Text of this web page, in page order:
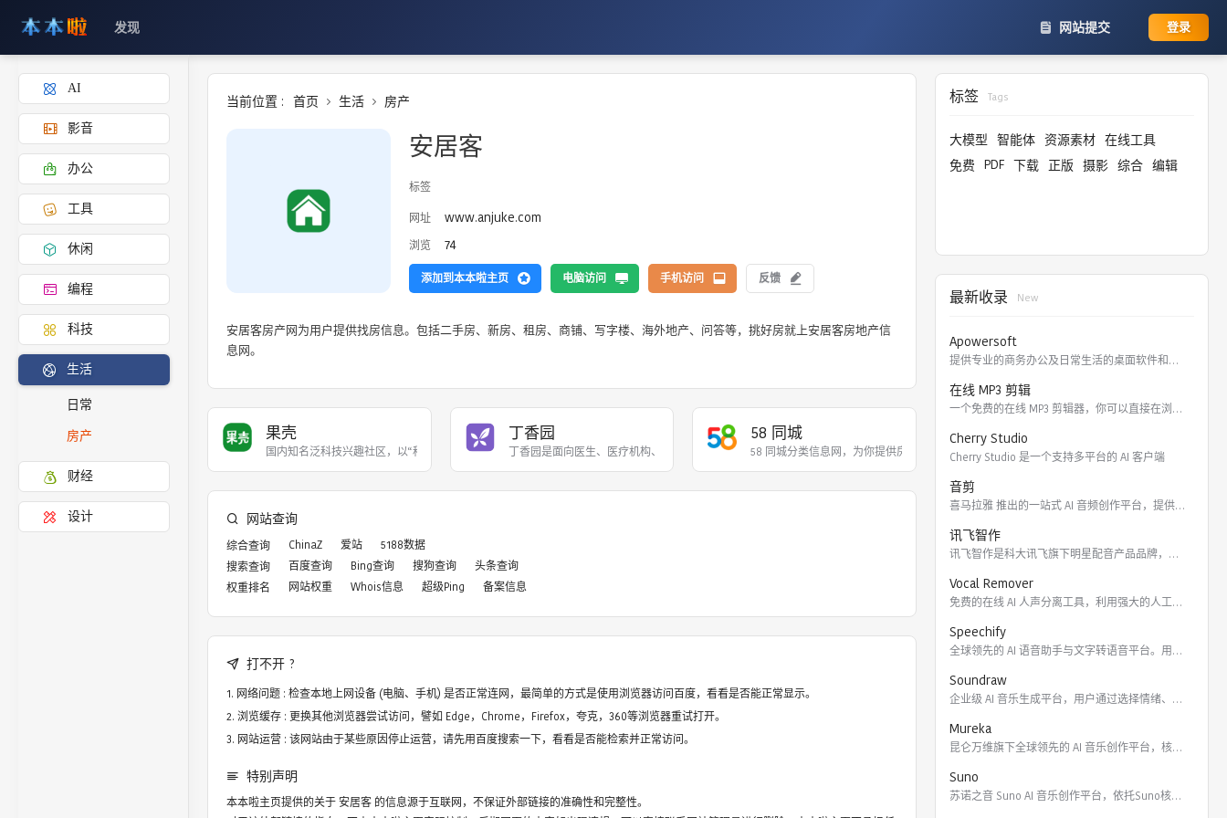
发现 网站提交 登录
AI
影音
办公
工具
休闲
编程
科技
生活
日常
房产
财经
设计
当前位置 : 首页 生活 房产
安居客
标签
网址
www.anjuke.com
浏览 74
添加到本本啦主页 电脑访问 手机访问 反馈
安居客房产网为用户提供找房信息。包括二手房、新房、租房、商铺、写字楼、海外地产、问答等，挑好房就上安居客房地产信
息网。
果壳
国内知名泛科技兴趣社区，以“科技有意思”为口号，用
丁香园
丁香园是面向医生、医疗机构、医药从业者以及生命科学
58 同城
58 同城分类信息网，为你提供房产、招聘、黄页、团
网站查询
综合查询 ChinaZ 爱站
5188数据
搜索查询
百度查询 Bing查询 搜狗查询
头条查询
权重排名
网站权重 Whois信息 超级Ping 备案信息
打不开 ?
网络问题 : 检查本地上网设备 (电脑、手机) 是否正常连网，最简单的方式是使用浏览器访问百度，看看是否能正常显示。
浏览缓存 : 更换其他浏览器尝试访问，譬如 Edge，Chrome，Firefox，夸克，360等浏览器重试打开。
网站运营 : 该网站由于某些原因停止运营，请先用百度搜索一下，看看是否能检索并正常访问。
特别声明
本本啦主页提供的关于安居客的信息源于互联网，不保证外部链接的准确性和完整性。
标签 Tags
大模型 智能体 资源素材 在线工具
免费 PDF 下载 正版 摄影 综合 编辑
最新收录 New
Apowersoft
提供专业的商务办公及日常生活的桌面软件和在线应用。 软件涵盖
在线 MP3 剪辑
一个免费的在线 MP3 剪辑器，你可以直接在浏览器里剪切，裁
Cherry Studio
Cherry Studio 是一个支持多平台的 AI 客户端
音剪
喜马拉雅 推出的一站式 AI 音频创作平台，提供云端协作、3
讯飞智作
讯飞智作是科大讯飞旗下明星配音产品品牌，提供合成配音软件、真
Vocal Remover
免费的在线 AI 人声分离工具，利用强大的人工智能算法将歌曲
Speechify
全球领先的 AI 语音助手与文字转语音平台。用户可通过 Ch
Soundraw
企业级 AI 音乐生成平台，用户通过选择情绪、流派、乐器及长
Mureka
昆仑万维旗下全球领先的 AI 音乐创作平台，核心模型包括全球
Suno
苏诺之音 Suno AI 音乐创作平台，依托Suno核心模型